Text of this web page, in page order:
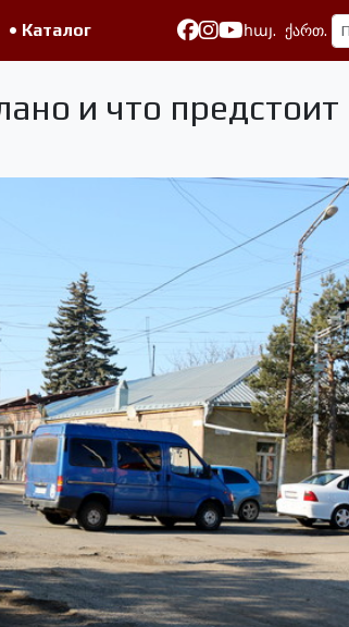
• Каталог հայ. ქართ.
и что предстоит